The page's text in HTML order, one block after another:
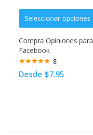
Seleccionar opciones
Compra Opiniones para
Facebook
con4.86de
8
Desde $7.95